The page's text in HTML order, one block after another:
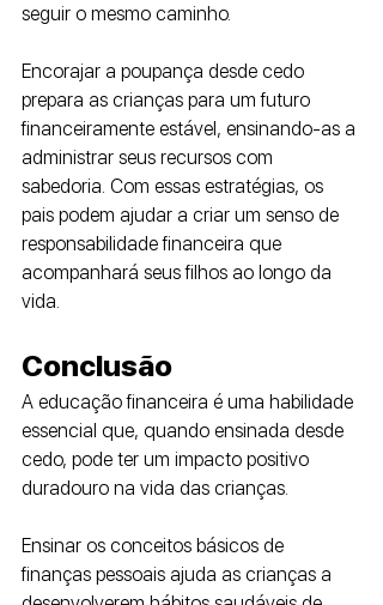
seguir o mesmo caminho.
Encorajar a poupança desde cedo
prepara as crianças para um futuro
financeiramente estável, ensinando-as a
administrar seus recursos com
sabedoria. Com essas estratégias, os
pais podem ajudar a criar um senso de
responsabilidade financeira que
acompanhará seus filhos ao longo da
vida.
Conclusão
A educação financeira é uma habilidade
essencial que, quando ensinada desde
cedo, pode ter um impacto positivo
duradouro na vida das crianças.
Ensinar os conceitos básicos de
finanças pessoais ajuda as crianças a